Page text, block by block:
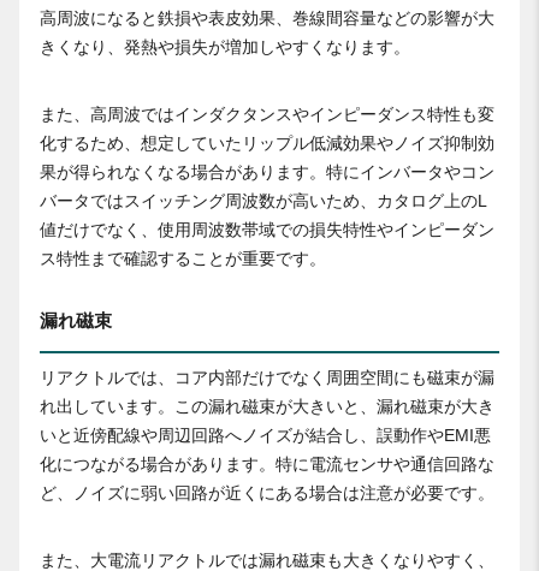
高周波になると鉄損や表皮効果、巻線間容量などの影響が大
きくなり、発熱や損失が増加しやすくなります。
また、高周波ではインダクタンスやインピーダンス特性も変
化するため、想定していたリップル低減効果やノイズ抑制効
果が得られなくなる場合があります。特にインバータやコン
バータではスイッチング周波数が高いため、カタログ上のL
値だけでなく、使用周波数帯域での損失特性やインピーダン
ス特性まで確認することが重要です。
漏れ磁束
リアクトルでは、コア内部だけでなく周囲空間にも磁束が漏
れ出しています。この漏れ磁束が大きいと、漏れ磁束が大き
いと近傍配線や周辺回路へノイズが結合し、誤動作やEMI悪
化につながる場合があります。特に電流センサや通信回路な
ど、ノイズに弱い回路が近くにある場合は注意が必要です。
また、大電流リアクトルでは漏れ磁束も大きくなりやすく、